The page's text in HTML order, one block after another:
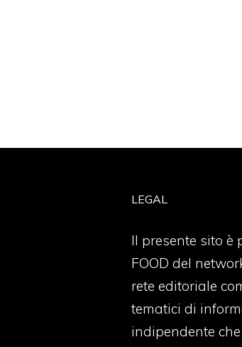
LEGAL
Il presente sito è
FOOD del
rete editoriale
tematici di
indipendente